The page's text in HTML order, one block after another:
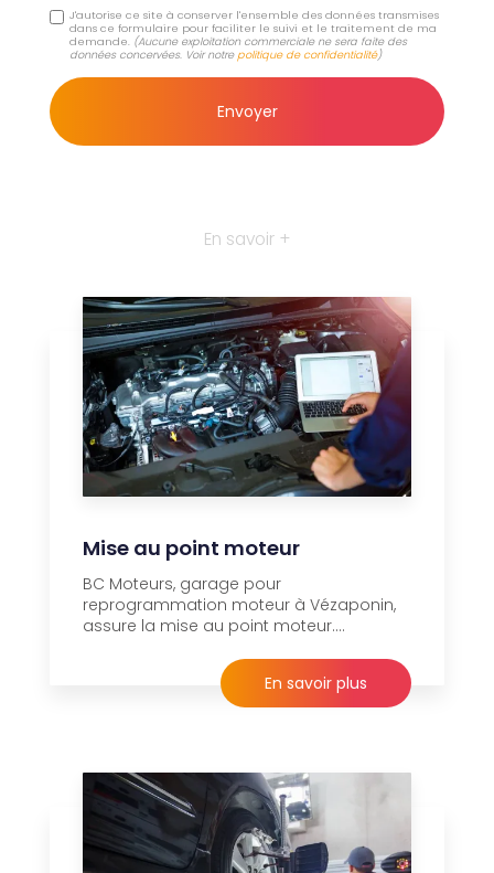
J'autorise ce site à conserver l'ensemble des données transmises
dans ce formulaire pour faciliter le suivi et le traitement de ma
demande. (Aucune exploitation commerciale ne sera faite des
données concervées. Voir notrepolitique de confidentialité)
En savoir +
Mise au point moteur
BC Moteurs, garage pour
reprogrammation moteur à Vézaponin,
assure la mise au point moteur....
En savoir plus